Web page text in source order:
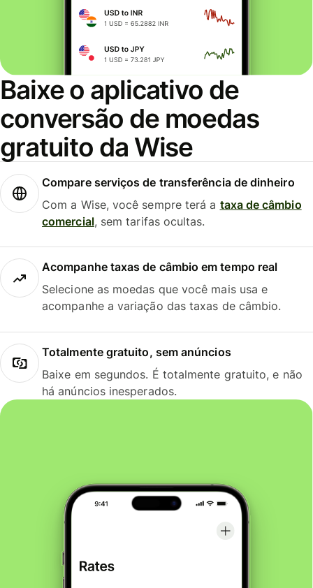
Baixe o aplicativo de
conversão de moedas
gratuito da Wise
Compare serviços de transferência de dinheiro
Com a Wise, você sempre terá a taxa de câmbio
comercial, sem tarifas ocultas.
Acompanhe taxas de câmbio em tempo real
Selecione as moedas que você mais usa e
acompanhe a variação das taxas de câmbio.
Totalmente gratuito, sem anúncios
Baixe em segundos. É totalmente gratuito, e não
há anúncios inesperados.